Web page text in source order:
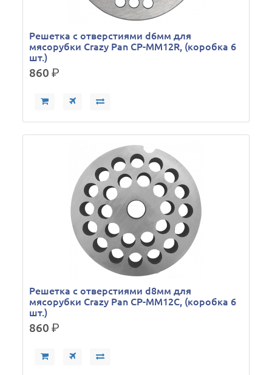
Решетка с отверстиями d6мм для
мясорубки Crazy Pan CP-MM12R, (коробка 6
шт.)
860р.
Решетка с отверстиями d8мм для
мясорубки Crazy Pan CP-MM12C, (коробка 6
шт.)
860р.